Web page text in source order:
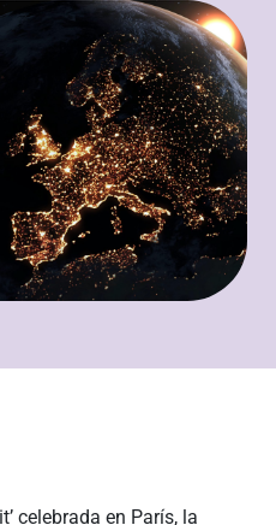
celebrada en París, la